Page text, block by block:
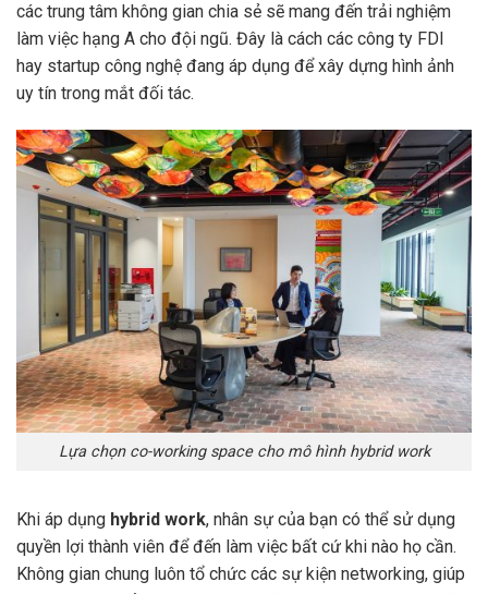
các trung tâm không gian chia sẻ sẽ mang đến trải nghiệm
làm việc hạng A cho đội ngũ. Đây là cách các công ty FDI
hay startup công nghệ đang áp dụng để xây dựng hình ảnh
uy tín trong mắt đối tác.
Lựa chọn co-working space cho mô hình hybrid work
Khi áp dụng hybrid work, nhân sự của bạn có thể sử dụng
quyền lợi thành viên để đến làm việc bất cứ khi nào họ cần.
Không gian chung luôn tổ chức các sự kiện networking, giúp